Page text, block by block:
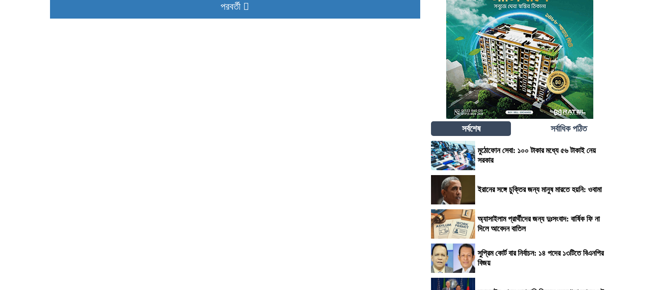
পরবর্তী
সর্বশেষ সর্বাধিক পঠিত
মুঠোফোন সেবা: ১০০ টাকার মধ্যে ৫৬ টাকাই নেয়
সরকার
ইরানের সঙ্গে চুক্তির জন্য মানুষ মারতে হয়নি: ওবামা
অ্যাসাইলাম প্রার্থীদের জন্য দুঃসংবাদ: বার্ষিক ফি না
দিলে আবেদন বাতিল
সুপ্রিম কোর্ট বার নির্বাচন: ১৪ পদের ১৩টিতে বিএনপির
বিজয়